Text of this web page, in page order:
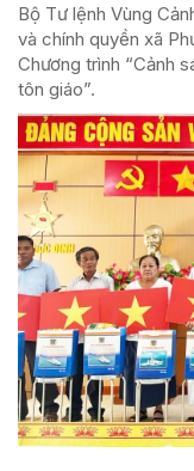
Bộ Tư lệnh Vùng
và chính quyền xã
Chương trình “Cảnh
tôn giáo”.